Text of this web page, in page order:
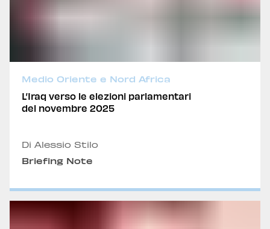
Medio Oriente e Nord Africa
L’Iraq verso le elezioni parlamentari
del novembre 2025
Di Alessio Stilo
Briefing Note